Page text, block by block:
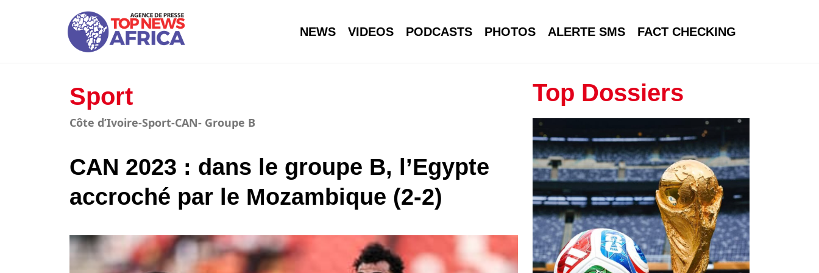
NEWS VIDEOS PODCASTS PHOTOS ALERTE SMS FACT CHECKING
Sport
Côte d’Ivoire-Sport-CAN- Groupe B
CAN 2023 : dans le groupe B, l’Egypte
accroché par le Mozambique (2-2)
Top Dossiers